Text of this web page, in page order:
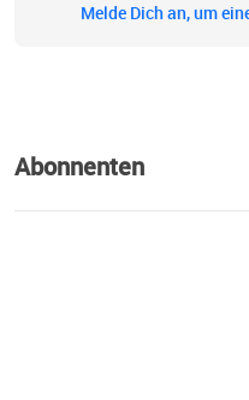
Melde Dich an, um
Abonnenten